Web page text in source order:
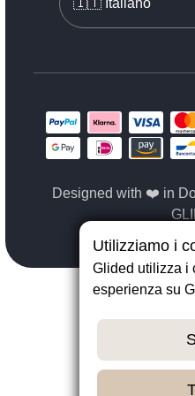
Designed with ❤️ in
Utilizziamo i
Glided utilizza i
esperienza su